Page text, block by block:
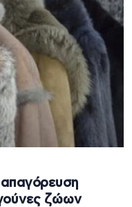
απαγόρευση
ζώων